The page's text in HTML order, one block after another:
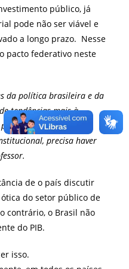
público, já
pode não ser viável e
a longo prazo. Nesse
pacto federativo neste
da política brasileira e da
tendências mais à
E para isso não
precisa haver
de o país discutir
do setor público de
contrário, o Brasil não
do PIB.
isso.